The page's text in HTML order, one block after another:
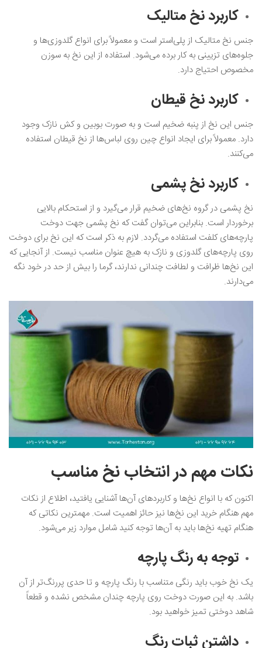
کاربرد نخ متالیک
جنس نخ متالیک از پلی‌استر است و معمولاً برای انواع گلدوزی‌ها و
جلوه‌های تزیینی به کار برده می‌شود. استفاده از این نخ به سوزن
مخصوص احتیاج دارد.
کاربرد نخ قیطان
جنس این نخ از پنبه ضخیم است و به صورت بوبین و کش نازک وجود
دارد. معمولاً برای ایجاد انواع چین روی لباس‌ها از نخ قیطان استفاده
می‌کنند.
کاربرد نخ پشمی
نخ پشمی در گروه نخ‌های ضخیم قرار می‌گیرد و از استحکام بالایی
برخوردار است. بنابراین می‌توان گفت که نخ پشمی جهت دوخت
پارچه‌های کلفت استفاده می‌گردد. لازم به ذکر است که این نخ برای دوخت
روی پارچه‌های گلدوزی و نازک به هیچ عنوان مناسب نیست. از آنجایی که
این نخ‌ها ظرافت و لطافت چندانی ندارند، گرما را بیش از حد در خود نگه
می‌دارند.
نکات مهم در انتخاب نخ مناسب
اکنون که با انواع نخ‌ها و کاربردهای آن‌ها آشنایی یافتید، اطلاع از نکات
مهم هنگام خرید این نخ‌ها نیز حائز اهمیت است. مهمترین نکاتی که
هنگام تهیه نخ‌ها باید به آن‌ها توجه کنید شامل موارد زیر می‌شود.
توجه به رنگ پارچه
یک نخ خوب باید رنگی متناسب با رنگ پارچه و تا حدی پررنگ‌تر از آن
باشد. به این صورت دوخت روی پارچه چندان مشخص نشده و قطعاً
شاهد دوختی تمیز خواهید بود.
داشتن ثبات رنگ